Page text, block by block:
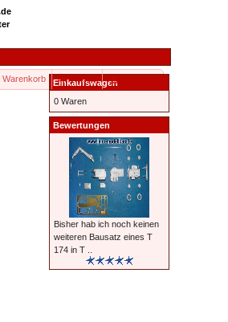
Warenkorb Kasse
Einkaufswagen
0 Waren
Bewertungen
Bisher hab ich noch keinen
weiteren Bausatz eines T
174 in T ..